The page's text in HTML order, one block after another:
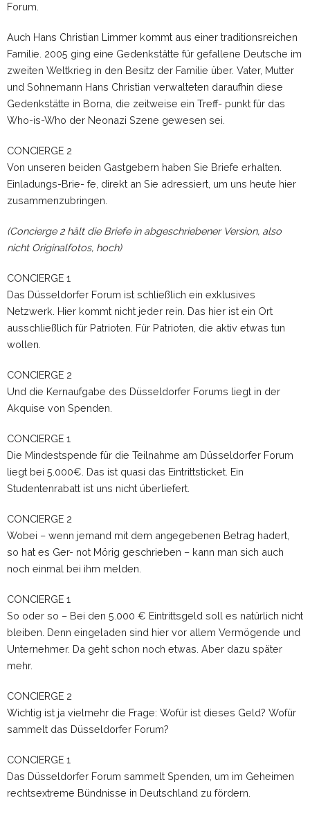
Forum.
Auch Hans Christian Limmer kommt aus einer traditionsreichen
Familie. 2005 ging eine Gedenkstätte für gefallene Deutsche im
zweiten Weltkrieg in den Besitz der Familie über. Vater, Mutter
und Sohnemann Hans Christian verwalteten daraufhin diese
Gedenkstätte in Borna, die zeitweise ein Treff- punkt für das
Who-is-Who der Neonazi Szene gewesen sei.
CONCIERGE 2
Von unseren beiden Gastgebern haben Sie Briefe erhalten.
Einladungs-Brie- fe, direkt an Sie adressiert, um uns heute hier
zusammenzubringen.
(Concierge 2 hält die Briefe in abgeschriebener Version, also
nicht Originalfotos, hoch)
CONCIERGE 1
Das Düsseldorfer Forum ist schließlich ein exklusives
Netzwerk. Hier kommt nicht jeder rein. Das hier ist ein Ort
ausschließlich für Patrioten. Für Patrioten, die aktiv etwas tun
wollen.
CONCIERGE 2
Und die Kernaufgabe des Düsseldorfer Forums liegt in der
Akquise von Spenden.
CONCIERGE 1
Die Mindestspende für die Teilnahme am Düsseldorfer Forum
liegt bei 5.000€. Das ist quasi das Eintrittsticket. Ein
Studentenrabatt ist uns nicht überliefert.
CONCIERGE 2
Wobei – wenn jemand mit dem angegebenen Betrag hadert,
so hat es Ger- not Mörig geschrieben – kann man sich auch
noch einmal bei ihm melden.
CONCIERGE 1
So oder so – Bei den 5.000 € Eintrittsgeld soll es natürlich nicht
bleiben. Denn eingeladen sind hier vor allem Vermögende und
Unternehmer. Da geht schon noch etwas. Aber dazu später
mehr.
CONCIERGE 2
Wichtig ist ja vielmehr die Frage: Wofür ist dieses Geld? Wofür
sammelt das Düsseldorfer Forum?
CONCIERGE 1
Das Düsseldorfer Forum sammelt Spenden, um im Geheimen
rechtsextreme Bündnisse in Deutschland zu fördern.